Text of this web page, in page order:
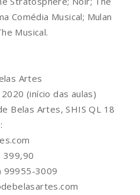
Comédia Musical; Mulan
Musical.
Artes
(início das aulas)
Belas Artes, SHIS QL 18
399,90
99955-3009